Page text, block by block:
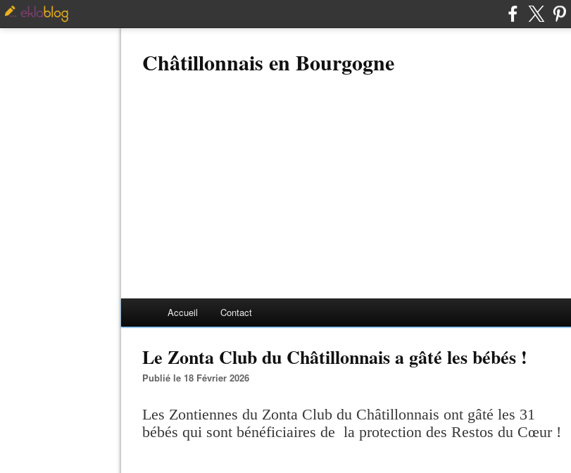
Châtillonnais en Bourgogne
Accueil Contact
Le Zonta Club du Châtillonnais a gâté les bébés !
Publié le 18 Février 2026
Les Zontiennes du Zonta Club du Châtillonnais ont gâté les 31
bébés qui sont bénéficiaires de la protection des Restos du Cœur !